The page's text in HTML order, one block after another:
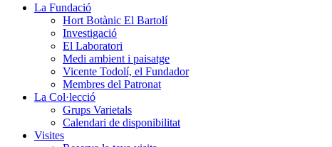
La Fundació
Hort Botànic El Bartolí
Investigació
El Laboratori
Medi ambient i paisatge
Vicente Todolí, el Fundador
Membres del Patronat
La Col·lecció
Grups Varietals
Calendari de disponibilitat
Visites